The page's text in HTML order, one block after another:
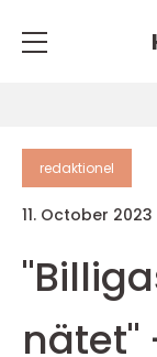
redaktionel
11. October 2023
nätet"